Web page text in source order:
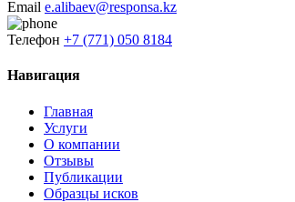
Email e.alibaev@responsa.kz
Телефон +7 (771) 050 8184
Навигация
Главная
Услуги
О компании
Отзывы
Публикации
Образцы исков